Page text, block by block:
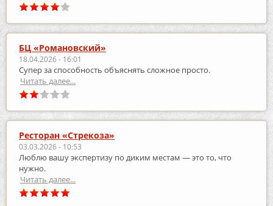
БЦ «Романовский»
18.04.2026 - 16:01
Супер за способность объяснять сложное просто.
Читать далее...
Ресторан «Стрекоза»
03.03.2026 - 10:53
Люблю вашу экспертизу по диким местам — это то, что
нужно.
Читать далее...